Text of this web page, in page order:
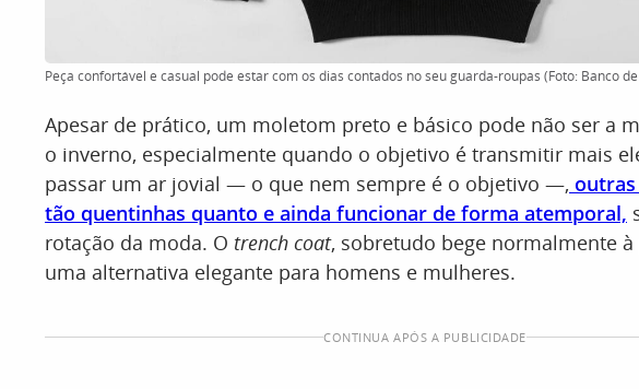
Peça confortável e casual pode estar com os dias contados no seu guarda-roupas (Foto: Banco
Apesar de prático, um moletom preto e básico pode não ser a
o inverno, especialmente quando o objetivo é transmitir mais
passar um ar jovial — o que nem sempre é o objetivo —,
tão quentinhas quanto e ainda funcionar de forma atemporal,
rotação da moda. O trench coat, sobretudo bege normalmente à
uma alternativa elegante para homens e mulheres.
CONTINUA APÓS A PUBLICIDADE